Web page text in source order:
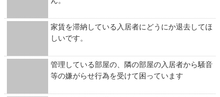
家賃を滞納している入居者にどうにか退去してほ
しいです。
管理している部屋の、隣の部屋の入居者から騒音
等の嫌がらせ行為を受けて困っています